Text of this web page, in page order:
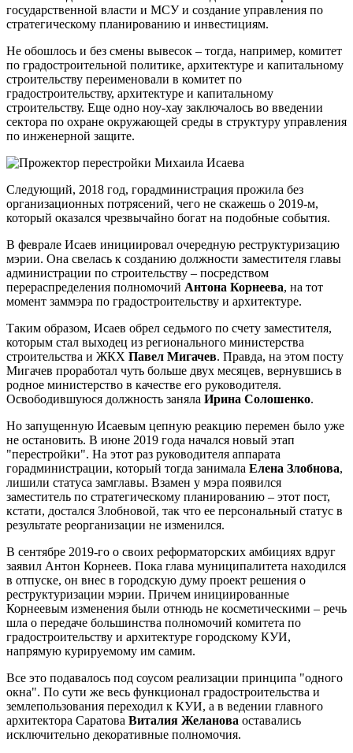
государственной власти и МСУ и создание управления по
стратегическому планированию и инвестициям.
Не обошлось и без смены вывесок – тогда, например, комитет
по градостроительной политике, архитектуре и капитальному
строительству переименовали в комитет по
градостроительству, архитектуре и капитальному
строительству. Еще одно ноу-хау заключалось во введении
сектора по охране окружающей среды в структуру управления
по инженерной защите.
Следующий, 2018 год, горадминистрация прожила без
организационных потрясений, чего не скажешь о 2019-м,
который оказался чрезвычайно богат на подобные события.
В феврале Исаев инициировал очередную реструктуризацию
мэрии. Она свелась к созданию должности заместителя главы
администрации по строительству – посредством
перераспределения полномочий Антона Корнеева, на тот
момент заммэра по градостроительству и архитектуре.
Таким образом, Исаев обрел седьмого по счету заместителя,
которым стал выходец из регионального министерства
строительства и ЖКХ Павел Мигачев. Правда, на этом посту
Мигачев проработал чуть больше двух месяцев, вернувшись в
родное министерство в качестве его руководителя.
Освободившуюся должность заняла Ирина Солошенко.
Но запущенную Исаевым цепную реакцию перемен было уже
не остановить. В июне 2019 года начался новый этап
"перестройки". На этот раз руководителя аппарата
горадминистрации, который тогда занимала Елена Злобнова,
лишили статуса замглавы. Взамен у мэра появился
заместитель по стратегическому планированию – этот пост,
кстати, достался Злобновой, так что ее персональный статус в
результате реорганизации не изменился.
В сентябре 2019-го о своих реформаторских амбициях вдруг
заявил Антон Корнеев. Пока глава муниципалитета находился
в отпуске, он внес в городскую думу проект решения о
реструктуризации мэрии. Причем инициированные
Корнеевым изменения были отнюдь не косметическими – речь
шла о передаче большинства полномочий комитета по
градостроительству и архитектуре городскому КУИ,
напрямую курируемому им самим.
Все это подавалось под соусом реализации принципа "одного
окна". По сути же весь функционал градостроительства и
землепользования переходил к КУИ, а в ведении главного
архитектора Саратова Виталия Желанова оставались
исключительно декоративные полномочия.